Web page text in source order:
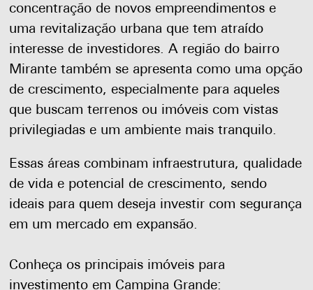
concentração de novos empreendimentos e
uma revitalização urbana que tem atraído
interesse de investidores. A região do bairro
Mirante também se apresenta como uma opção
de crescimento, especialmente para aqueles
que buscam terrenos ou imóveis com vistas
privilegiadas e um ambiente mais tranquilo.
Essas áreas combinam infraestrutura, qualidade
de vida e potencial de crescimento, sendo
ideais para quem deseja investir com segurança
em um mercado em expansão.
Conheça os principais imóveis para
investimento em Campina Grande: